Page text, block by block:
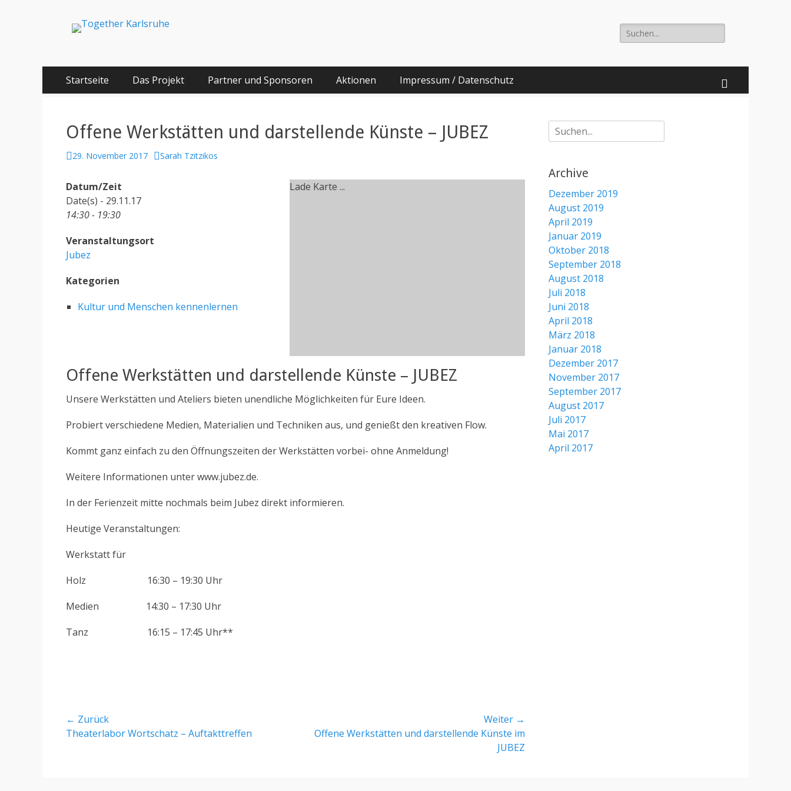
Together Karlsruhe
Integration von jungen Menschen mit Fluchterfahrung und Migrationshintergrund
Suche
nach:
Primäres Menü
zum
Startseite Das Projekt Partner und Sponsoren Aktionen Impressum / Datenschutz
Offene Werkstätten und darstellende Künste – JUBEZ
Posted
29. November 2017 Author
Sarah Tzitzikos
Lade Karte ...
Datum/Zeit
Date(s) - 29.11.17
14:30 - 19:30
Veranstaltungsort
Jubez
Kategorien
Kultur und Menschen kennenlernen
Offene Werkstätten und darstellende Künste – JUBEZ
Unsere Werkstätten und Ateliers bieten unendliche Möglichkeiten für Eure Ideen.
Probiert verschiedene Medien, Materialien und Techniken aus, und genießt den kreativen Flow.
Kommt ganz einfach zu den Öffnungszeiten der Werkstätten vorbei- ohne Anmeldung!
Weitere Informationen unter www.jubez.de.
In der Ferienzeit mitte nochmals beim Jubez direkt informieren.
Heutige Veranstaltungen:
Werkstatt für
Holz 16:30 – 19:30 Uhr
Medien 14:30 – 17:30 Uhr
Tanz 16:15 – 17:45 Uhr**
Beitragsnavigation
← Zurück
Vorheriger
Theaterlabor Wortschatz – Auftakttreffen
Weiter →
Nächster
Offene Werkstätten und darstellende Künste im
JUBEZ
Suche
nach:
Archive
Dezember 2019
August 2019
April 2019
Januar 2019
Oktober 2018
September 2018
August 2018
Juli 2018
Juni 2018
April 2018
März 2018
Januar 2018
Dezember 2017
November 2017
September 2017
August 2017
Juli 2017
Mai 2017
April 2017